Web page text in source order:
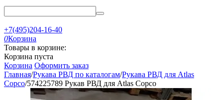
+7(495)204-16-40
0Корзина
Товары в корзине:
Корзина пуста
Корзина Оформить заказ
Главная/Рукава РВД по каталогам/Рукава РВД для Atlas
Copco/574225789 Рукав РВД для Atlas Copco